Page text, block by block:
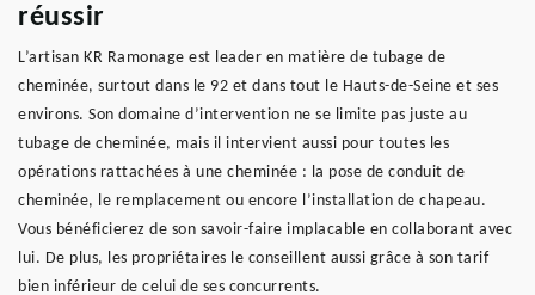
réussir
L’artisan KR Ramonage est leader en matière de tubage de
cheminée, surtout dans le 92 et dans tout le Hauts-de-Seine et ses
environs. Son domaine d’intervention ne se limite pas juste au
tubage de cheminée, mais il intervient aussi pour toutes les
opérations rattachées à une cheminée : la pose de conduit de
cheminée, le remplacement ou encore l’installation de chapeau.
Vous bénéficierez de son savoir-faire implacable en collaborant avec
lui. De plus, les propriétaires le conseillent aussi grâce à son tarif
bien inférieur de celui de ses concurrents.